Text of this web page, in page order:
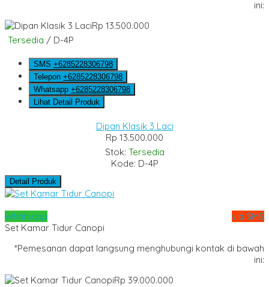
ini:
Rp 13.500.000
Tersedia / D-4P
SMS +6285228306798
Telepon +6285228306798
Whatsapp +6285228306798
Lihat Detail Produk
Dipan Klasik 3 Laci
Rp 13.500.000
Stok: Tersedia
Kode: D-4P
Detail Produk
Whatsapp
via SMS
Set Kamar Tidur Canopi
*Pemesanan dapat langsung menghubungi kontak di bawah
ini:
Rp 39.000.000